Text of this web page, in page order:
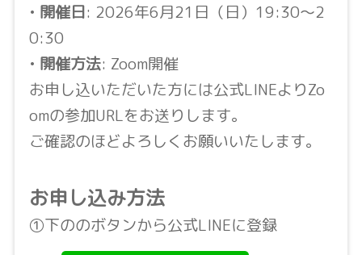
• 開催日: 2026年6月21日（日）19:30〜2
0:30
• 開催方法: Zoom開催
お申し込いただいた方には公式LINEよりZo
omの参加URLをお送りします。
ご確認のほどよろしくお願いいたします。
お申し込み方法
①下ののボタンから公式LINEに登録